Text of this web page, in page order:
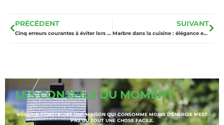
PRÉCÉDENT
Cinq erreurs courantes à éviter lors de l’installation de vitres dans votre maison
SUIVANT
Marbre dans la cuisine : élégance et modernité au cœur de votre maison
LES CONSEILS DU MOMENT
VOULOIR CONSTRUIRE UNE MAISON QUI CONSOMME MOINS D’ÉNERGIE N’EST
PAS DU TOUT UNE CHOSE FACILE.